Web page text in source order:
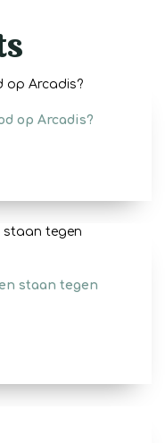
op Arcadis?
staan tegen